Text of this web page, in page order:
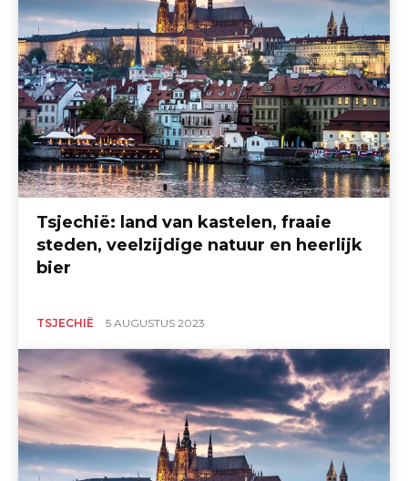
Tsjechië: land van kastelen, fraaie
steden, veelzijdige natuur en heerlijk
bier
TSJECHIË 5 AUGUSTUS 2023